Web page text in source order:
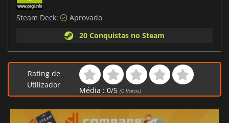
Steam Deck:
Aprovado
20 Conquistas no Steam
Rating de
Utilizador
Média : 0/5 (0Votos)